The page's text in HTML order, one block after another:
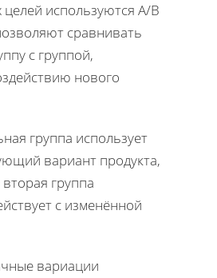
используются A/B
сравнивать
с группой,
нового
группа использует
вариант продукта,
вторая группа
с изменённой
вариации